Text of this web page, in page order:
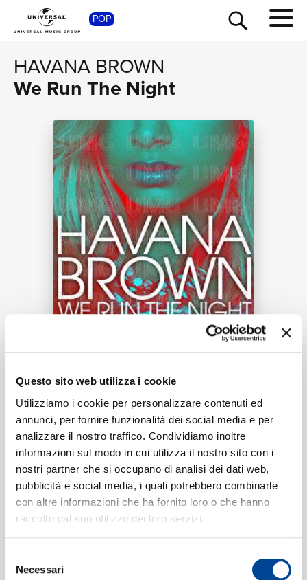
Questo sito web utilizza i cookie
Utilizziamo i cookie per personalizzare contenuti ed
annunci, per fornire funzionalità dei social media e per
analizzare il nostro traffico. Condividiamo inoltre
informazioni sul modo in cui utilizza il nostro sito con i
nostri partner che si occupano di analisi dei dati web,
pubblicità e social media, i quali potrebbero combinarle
con altre informazioni che ha fornito loro o che hanno
raccolto dal suo utilizzo dei loro servizi.
delNecessari
POP
HAVANA BROWN
We Run The Night
1 We Run The Night
03:36
Havana Brown
Formati disponibili:
UPC:00602527701981
SHOP
TOUR NEWS
RICERCA
CHI SIAMO
CONTATTI
NEWSLETTER